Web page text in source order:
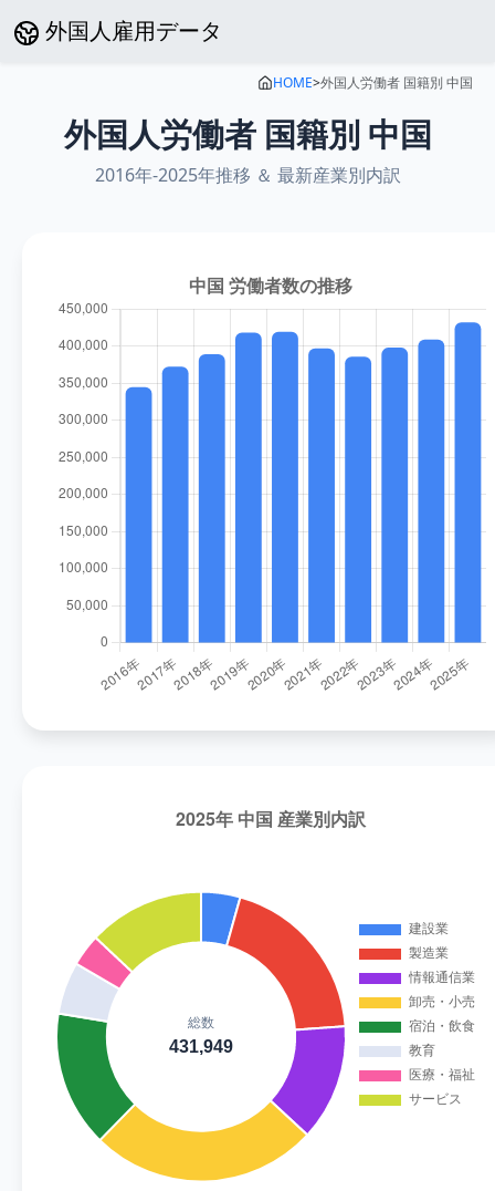
外国人雇用データ
HOME>外国人労働者 国籍別中国
外国人労働者 国籍別 中国
2016年-2025年推移 ＆ 最新産業別内訳